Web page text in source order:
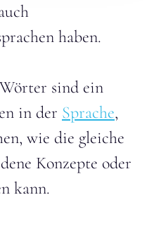
haben.
sind ein
in der Sprache,
wie die gleiche
Konzepte oder
kann.